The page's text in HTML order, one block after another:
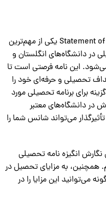
انگیزه نامه تحصیلی یا Statement of Purpose (SOP) یکی از مهم‌ترین
در دانشگاه‌های انگلستان و
این نامه فرصتی است تا
تحصیلی و حرفه‌ای خود را
برای برنامه تحصیلی مورد
در دانشگاه‌های معتبر
می‌تواند شانس شما را
نگارش انگیزه نامه تحصیلی
همچنین، به مزایای تحصیل در
می‌توانید این مزایا را در